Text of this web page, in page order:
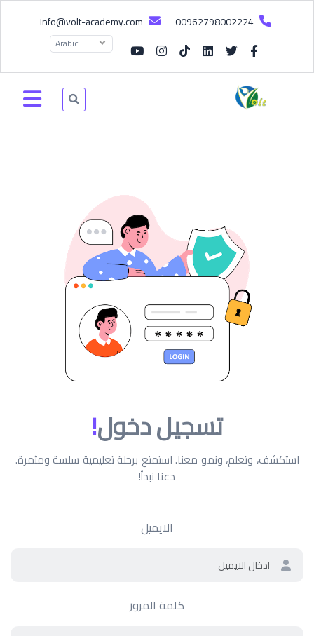
00962798002224
Arabic
تسجيل دخول!
استكشف، وتعلم، ونمو معنا. استمتع برحلة تعليمية سلسة ومثمرة.
دعنا نبدأ!
الايميل
كلمة المرور